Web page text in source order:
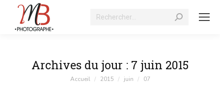
Recherche
Archives du jour : 7 juin 2015
Vous êtes ici :
Accueil 2015 juin 07